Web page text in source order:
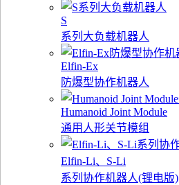
S
系列大负载机器人
Elfin-Ex
防爆型协作机器人
Humanoid Joint Module
通用人形关节模组
Elfin-Li、S-Li
系列协作机器人(锂电版)